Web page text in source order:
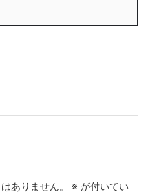
ありません。 ※ が付いてい